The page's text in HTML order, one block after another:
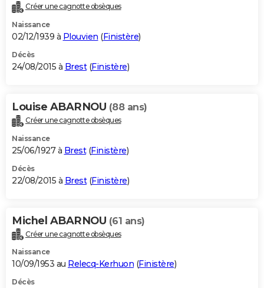
Créer une cagnotte obsèques
Naissance
02/12/1939 à Plouvien (Finistère)
Décès
24/08/2015 à Brest(Finistère)
Louise ABARNOU (88 ans)
Créer une cagnotte obsèques
Naissance
25/06/1927 à Brest(Finistère)
Décès
22/08/2015 à Brest(Finistère)
Michel ABARNOU (61 ans)
Créer une cagnotte obsèques
Naissance
10/09/1953 au Relecq-Kerhuon (Finistère)
Décès